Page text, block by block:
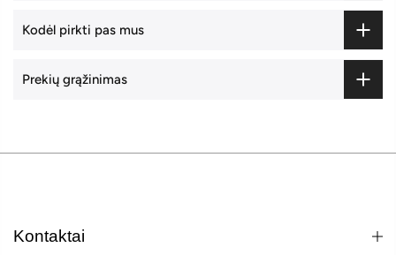
Kodėl pirkti pas mus
Prekių grąžinimas
Kontaktai